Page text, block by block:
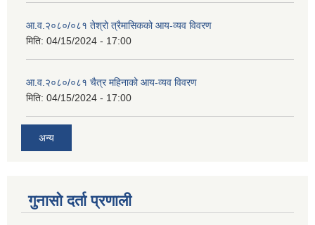
आ.व.२०८०/०८१ तेश्रो त्रैमासिकको आय-व्यव विवरण
मिति: 04/15/2024 - 17:00
आ.व.२०८०/०८१ चैत्र महिनाको आय-व्यव विवरण
मिति: 04/15/2024 - 17:00
अन्य
गुनासो दर्ता प्रणाली